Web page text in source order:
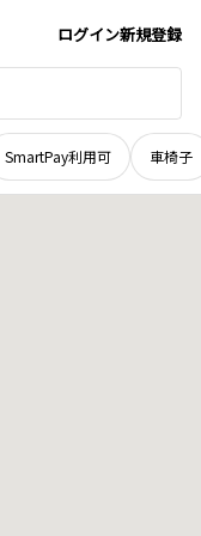
ログイン新規登録
SmartPay利用可 車椅子